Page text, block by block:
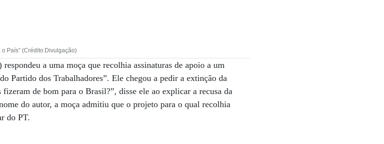
País” (Crédito:Divulgação)
a uma moça que recolhia assinaturas de apoio a um
Partido dos Trabalhadores”. Ele chegou a pedir a extinção da
de bom para o Brasil?”, disse ele ao explicar a recusa da
do autor, a moça admitiu que o projeto para o qual recolhia
do PT.